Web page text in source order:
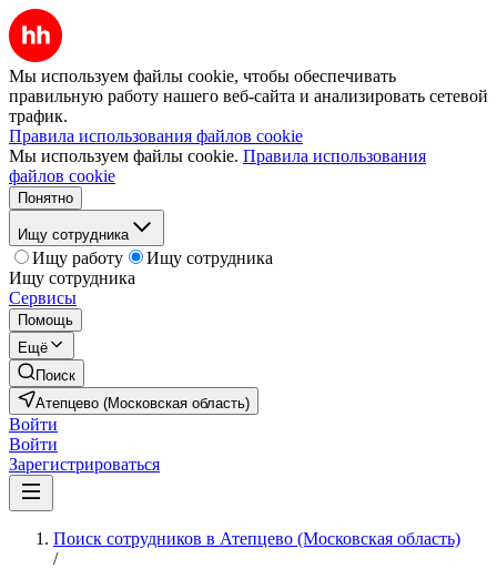
Мы используем файлы cookie, чтобы обеспечивать
правильную работу нашего веб-сайта и анализировать сетевой
трафик.
Правила использования файлов cookie
Мы используем файлы cookie. Правила использования
файлов cookie
Понятно
Ищу сотрудника
Ищу работу
Ищу сотрудника
Ищу сотрудника
Сервисы
Помощь
Ещё
Поиск
Атепцево (Московская область)
Войти
Войти
Зарегистрироваться
Поиск сотрудников в Атепцево (Московская область)
/